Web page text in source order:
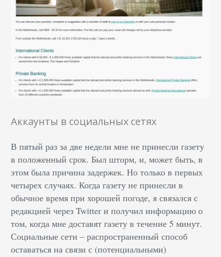
Аккаунты в социальных сетях
В пятый раз за две недели мне не принесли газету
в положенный срок. Был шторм, и, может быть, в
этом была причина задержек. Но только в первых
четырех случаях. Когда газету не принесли в
обычное время при хорошей погоде, я связался с
редакцией через Twitter и получил информацию о
том, когда мне доставят газету в течение 5 минут.
Социальные сети – распространенный способ
оставаться на связи с (потенциальными)